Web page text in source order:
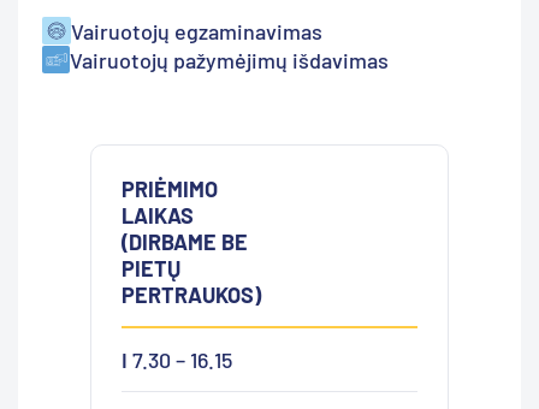
Vairuotojų egzaminavimas
Vairuotojų pažymėjimų išdavimas
PRIĖMIMO
LAIKAS
(DIRBAME BE
PIETŲ
PERTRAUKOS)
I 7.30 – 16.15